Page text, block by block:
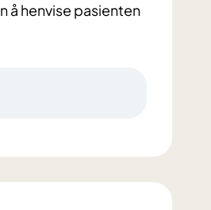
å henvise pasienten